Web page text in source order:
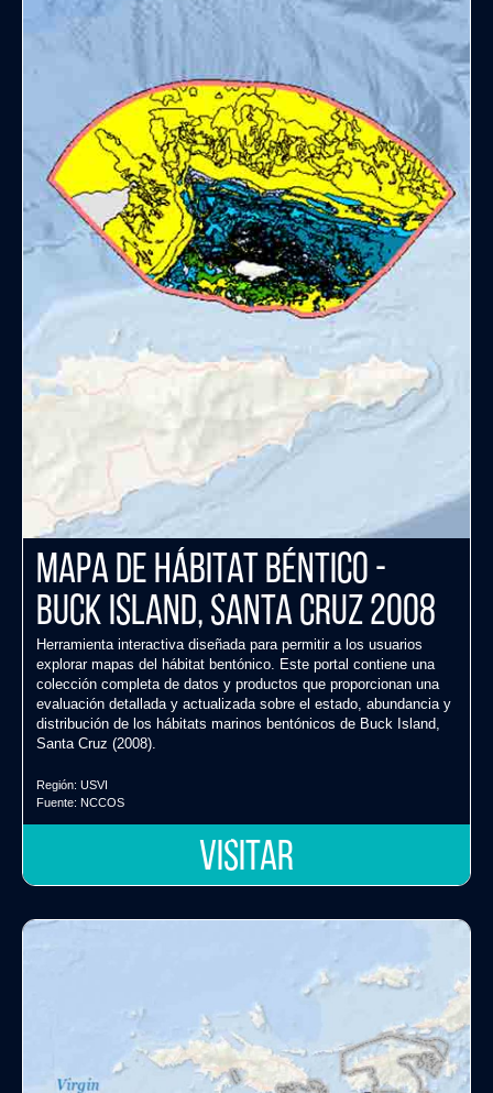
Mapa de Hábitat Béntico -
Buck Island, Santa Cruz 2008
Herramienta interactiva diseñada para permitir a los usuarios
explorar mapas del hábitat bentónico. Este portal contiene una
colección completa de datos y productos que proporcionan una
evaluación detallada y actualizada sobre el estado, abundancia y
distribución de los hábitats marinos bentónicos de Buck Island,
Santa Cruz (2008).
Región: USVI
Fuente: NCCOS
VISITAR